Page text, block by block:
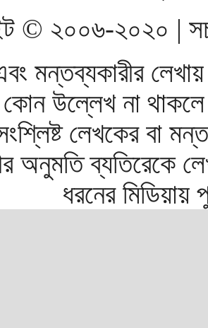
© ২০০৬-২০২০ |
মন্তব্যকারীর
কোন উল্লেখ না
লেখকের বা
অনুমতি ব্যতিরেকে
ধরনের মিডিয়ায়